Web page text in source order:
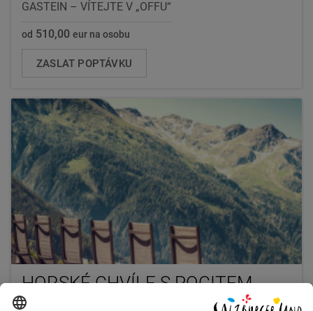
GASTEIN – VÍTEJTE V „OFFU“
od 510,00 eur na osobu
ZASLAT POPTÁVKU
HORSKÉ CHVÍLE S POCITEM